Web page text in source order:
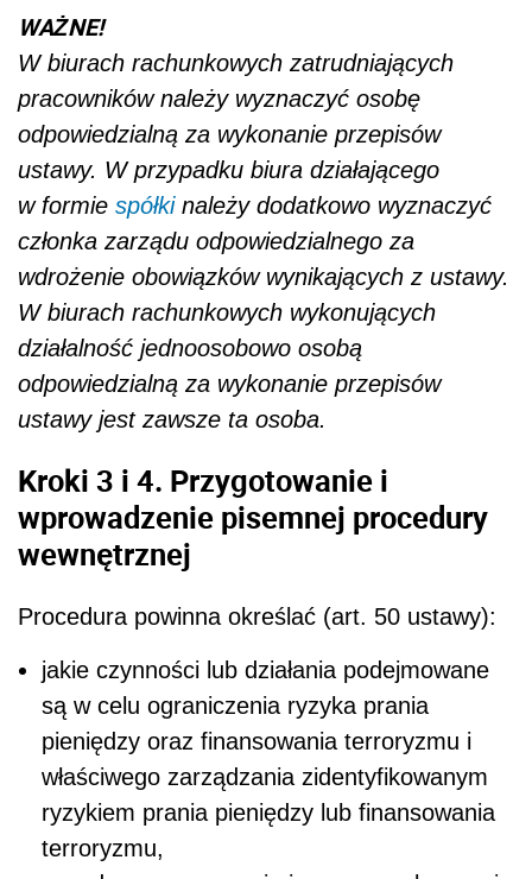
WAŻNE!
W biurach rachunkowych zatrudniających
pracowników należy wyznaczyć osobę
odpowiedzialną za wykonanie przepisów
ustawy. W przypadku biura działającego
w formie spółkinależy dodatkowo wyznaczyć
członka zarządu odpowiedzialnego za
wdrożenie obowiązków wynikających z ustawy.
W biurach rachunkowych wykonujących
działalność jednoosobowo osobą
odpowiedzialną za wykonanie przepisów
ustawy jest zawsze ta osoba.
Kroki 3 i 4. Przygotowanie i
wprowadzenie pisemnej procedury
wewnętrznej
Procedura powinna określać (art. 50 ustawy):
jakie czynności lub działania podejmowane
są w celu ograniczenia ryzyka prania
pieniędzy oraz finansowania terroryzmu i
właściwego zarządzania zidentyfikowanym
ryzykiem prania pieniędzy lub finansowania
terroryzmu,